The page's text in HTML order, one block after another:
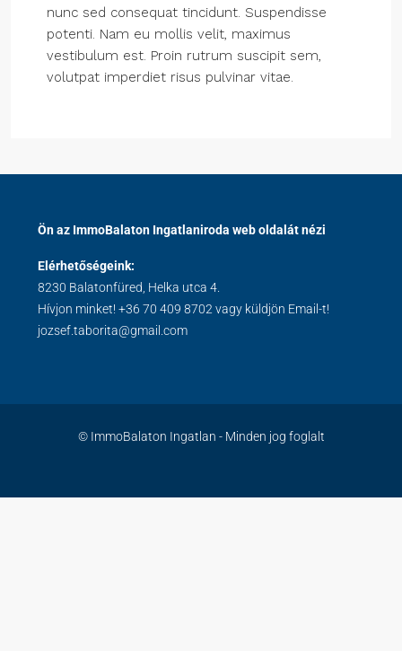
nunc sed consequat tincidunt. Suspendisse
potenti. Nam eu mollis velit, maximus
vestibulum est. Proin rutrum suscipit sem,
volutpat imperdiet risus pulvinar vitae.
Ön az ImmoBalaton Ingatlaniroda web oldalát nézi
Elérhetőségeink:
8230 Balatonfüred, Helka utca 4.
Hívjon minket! +36 70 409 8702 vagy küldjön Email-t!
jozsef.taborita@gmail.com
© ImmoBalaton Ingatlan - Minden jog foglalt